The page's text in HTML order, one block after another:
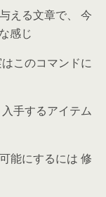
える文章で、 今
感じ
このコマンドに
手するアイテム
能にするには 修